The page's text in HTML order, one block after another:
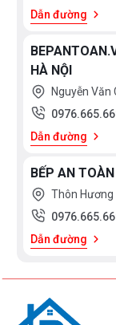
Dẫn đường
HÀ NỘI
Nguyễn Văn
Dẫn đường
BẾP AN
Thôn Hương
Dẫn đường